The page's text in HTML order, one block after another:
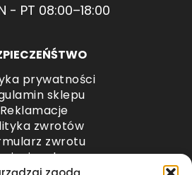
- PT 08:00–18:00
prywatności
sklepu
Reklamacje
zwrotów
zwrotu
od umowy